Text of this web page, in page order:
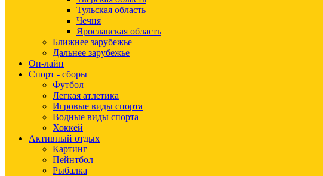
Тульская область
Чечня
Ярославская область
Ближнее зарубежье
Дальнее зарубежье
Он-лайн
Спорт - сборы
Футбол
Легкая атлетика
Игровые виды спорта
Водные виды спорта
Хоккей
Активный отдых
Картинг
Пейнтбол
Рыбалка